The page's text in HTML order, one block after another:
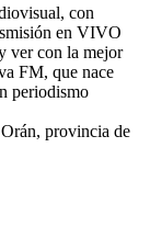
con
en VIVO
ver con la mejor
FM, que nace
periodismo
provincia de